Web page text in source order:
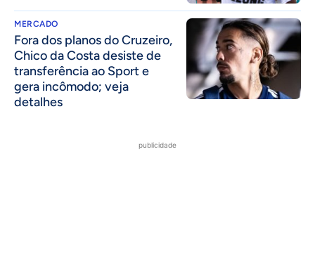
MERCADO
Fora dos planos do Cruzeiro,
Chico da Costa desiste de
transferência ao Sport e
gera incômodo; veja
detalhes
publicidade